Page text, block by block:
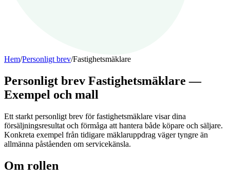
Hem/Personligt brev/Fastighetsmäklare
Personligt brev Fastighetsmäklare —
Exempel och mall
Ett starkt personligt brev för fastighetsmäklare visar dina
försäljningsresultat och förmåga att hantera både köpare och säljare.
Konkreta exempel från tidigare mäklaruppdrag väger tyngre än
allmänna påståenden om servicekänsla.
Om rollen